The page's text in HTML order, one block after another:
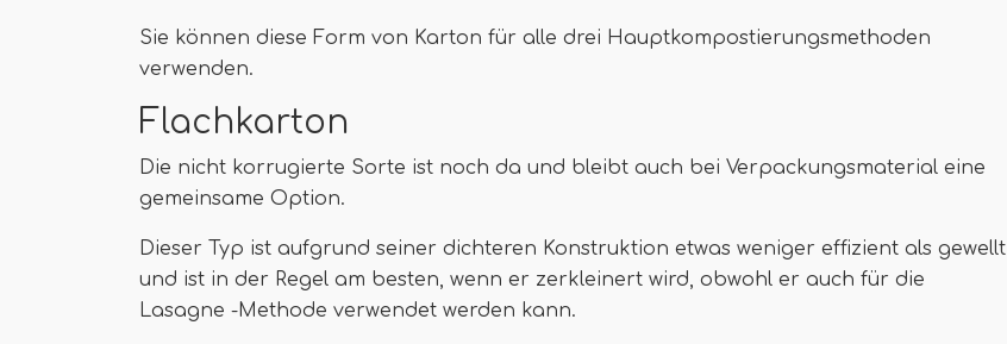
Sie können diese Form von Karton für alle drei Hauptkompostierungsmethoden
verwenden.
Flachkarton
Die nicht korrugierte Sorte ist noch da und bleibt auch bei Verpackungsmaterial eine
gemeinsame Option.
Dieser Typ ist aufgrund seiner dichteren Konstruktion etwas weniger effizient als gewellt
und ist in der Regel am besten, wenn er zerkleinert wird, obwohl er auch für die
Lasagne -Methode verwendet werden kann.